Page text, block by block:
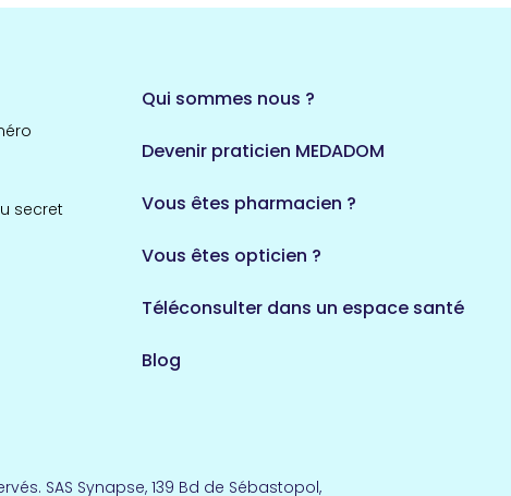
secret
Qui sommes nous ?
Devenir praticien MEDADOM
Vous êtes pharmacien ?
Vous êtes opticien ?
Téléconsulter dans un espace santé
Blog
SAS Synapse, 139 Bd de Sébastopol,